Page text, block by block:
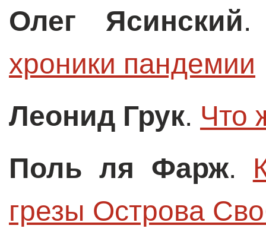
Олег Ясинский
хроники пандемии
Леонид Грук. Что
Поль ля Фарж.
грезы Острова